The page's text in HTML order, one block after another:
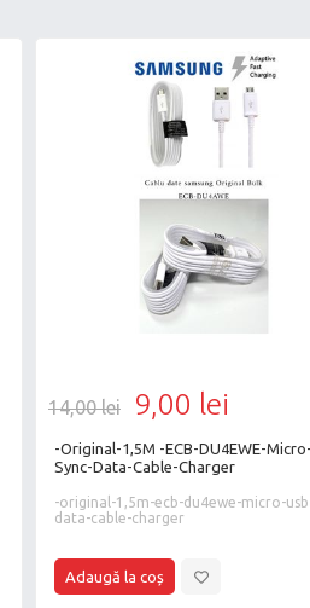
14,00 lei 9,00 lei
-Original-1,5M -ECB-DU4EWE-
Sync-Data-Cable-Charger
-original-1,5m-ecb-du4ewe-micro-
data-cable-charger